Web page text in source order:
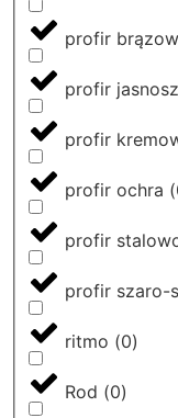
profir
profir
profir
profir ochra (
profir
profir szaro-
ritmo (0)
Rod (0)